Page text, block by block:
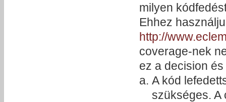
milyen
Ehhez
http://
coverage-nek
ez a decision
A kód
szükséges. A